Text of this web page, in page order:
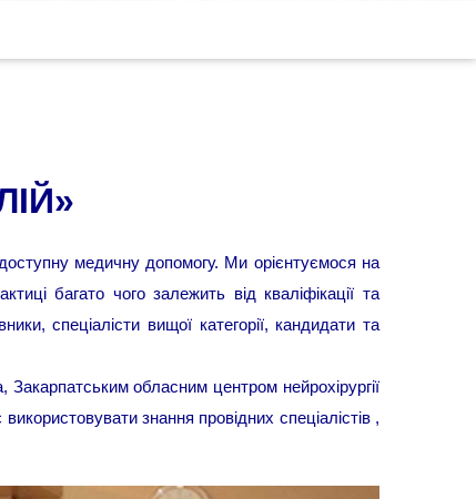
медичну допомогу. Ми орієнтуємося на
багато чого залежить від кваліфікації та
спеціалісти вищої категорії, кандидати та
Закарпатським обласним центром нейрохірургії
знання провідних спеціалістів ,